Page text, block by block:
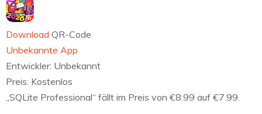
Download QR-Code
Unbekannte App
Entwickler: Unbekannt
Preis: Kostenlos
„SQLite Professional“ fällt im Preis von €8.99 auf €7.99.